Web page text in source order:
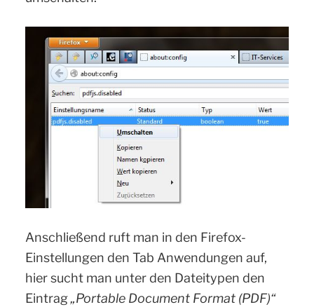
Anschließend ruft man in den Firefox-
Einstellungen den Tab Anwendungen auf,
hier sucht man unter den Dateitypen den
Eintrag„Portable Document Format (PDF)“